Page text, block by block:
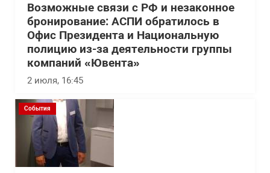
Возможные связи с РФ и незаконное
бронирование: АСПИ обратилось в
Офис Президента и Национальную
полицию из-за деятельности группы
компаний «Ювента»
2 июля, 16:45
События